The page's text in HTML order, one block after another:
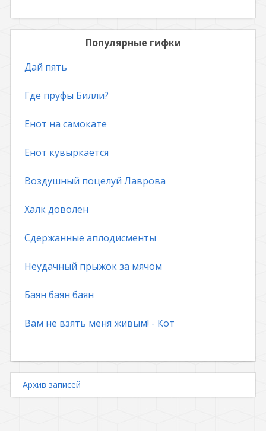
Популярные гифки
Дай пять
Где пруфы Билли?
Енот на самокате
Енот кувыркается
Воздушный поцелуй Лаврова
Халк доволен
Сдержанные аплодисменты
Неудачный прыжок за мячом
Баян баян баян
Вам не взять меня живым! - Кот
Архив записей